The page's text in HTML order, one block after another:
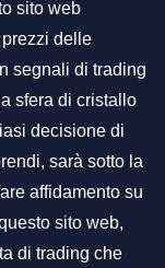
sito web
delle
segnali di trading
sfera di cristallo
decisione di
sarà sotto la
affidamento su
sito web,
di trading che